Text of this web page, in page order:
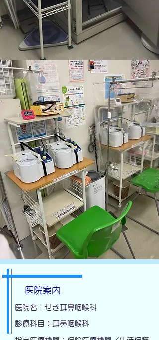
医院案内
医院名：せき耳鼻咽喉科
診療科目：耳鼻咽喉科